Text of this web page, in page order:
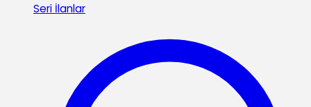
Seri İlanlar